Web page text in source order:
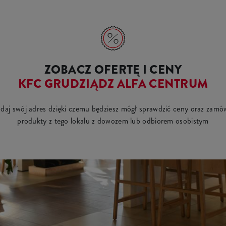
ZOBACZ OFERTĘ I CENY
KFC GRUDZIĄDZ ALFA CENTRUM
swój adres dzięki czemu będziesz mógł sprawdzić ceny oraz
produkty z tego lokalu z dowozem lub odbiorem osobistym